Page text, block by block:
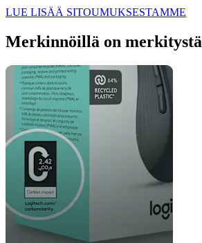
LUE LISÄÄ SITOUMUKSESTAMME
Merkinnöillä on merkitystä